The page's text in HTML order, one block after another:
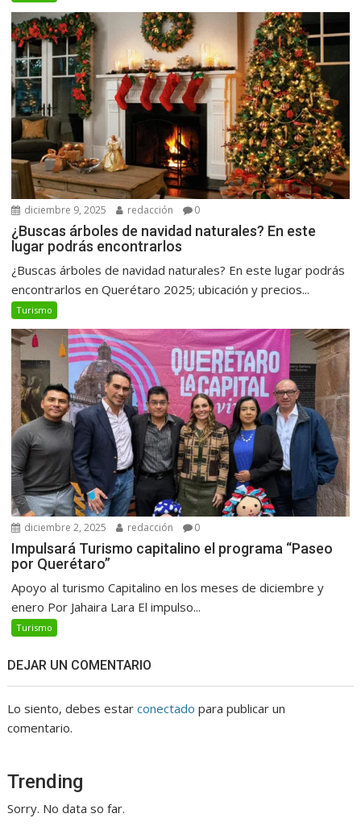
diciembre 9, 2025 redacción 0
¿Buscas árboles de navidad naturales? En este
lugar podrás encontrarlos
¿Buscas árboles de navidad naturales? En este lugar podrás
encontrarlos en Querétaro 2025; ubicación y precios...
Turismo
diciembre 2, 2025 redacción 0
Impulsará Turismo capitalino el programa “Paseo
por Querétaro”
Apoyo al turismo Capitalino en los meses de diciembre y
enero Por Jahaira Lara El impulso...
Turismo
DEJAR UN COMENTARIO
Lo siento, debes estarconectado para publicar un
comentario.
Trending
Sorry. No data so far.